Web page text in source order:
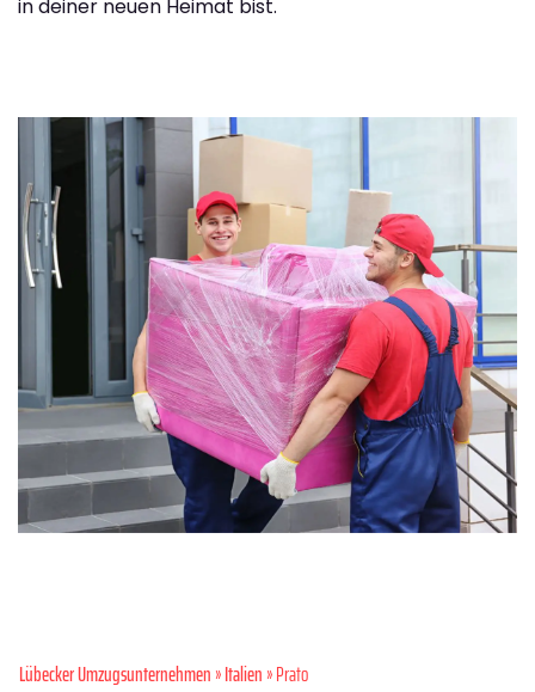
in deiner neuen Heimat bist.
Lübecker Umzugsunternehmen»Italien» Prato